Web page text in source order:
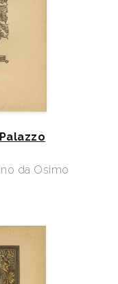
da Osimo